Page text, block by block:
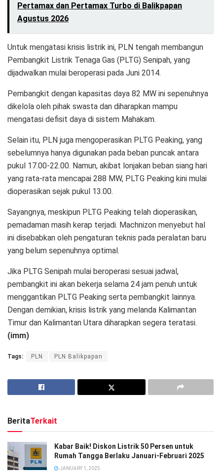
Pertamax dan Pertamax Turbo di Balikpapan
Agustus 2026
Untuk mengatasi krisis listrik ini, PLN tengah membangun
Pembangkit Listrik Tenaga Gas (PLTG) Senipah, yang
dijadwalkan mulai beroperasi pada Juni 2014.
Pembangkit dengan kapasitas daya 82 MW ini sepenuhnya
dikelola oleh pihak swasta dan diharapkan mampu
mengatasi defisit daya di sistem Mahakam.
Selain itu, PLN juga mengoperasikan PLTG Peaking, yang
sebelumnya hanya digunakan pada beban puncak antara
pukul 17.00-22.00. Namun, akibat lonjakan beban siang hari
yang rata-rata mencapai 288 MW, PLTG Peaking kini mulai
dioperasikan sejak pukul 13.00.
Sayangnya, meskipun PLTG Peaking telah dioperasikan,
pemadaman masih kerap terjadi. Machnizon menyebut hal
ini disebabkan oleh pengaturan teknis pada peralatan baru
yang belum sepenuhnya optimal.
Jika PLTG Senipah mulai beroperasi sesuai jadwal,
pembangkit ini akan bekerja selama 24 jam penuh untuk
menggantikan PLTG Peaking serta pembangkit lainnya.
Dengan demikian, krisis listrik yang melanda Kalimantan
Timur dan Kalimantan Utara diharapkan segera teratasi.
(imm)
Tags: PLN PLN Balikpapan
BeritaTerkait
Kabar Baik! Diskon Listrik 50 Persen untuk
Rumah Tangga Berlaku Januari-Februari 2025
JANUARY 1, 2025